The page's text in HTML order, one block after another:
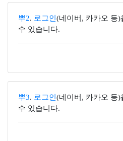
뿌2. 로그인 (네이버, 카카오 등)
수 있습니다.
뿌3. 로그인 (네이버, 카카오 등)
수 있습니다.